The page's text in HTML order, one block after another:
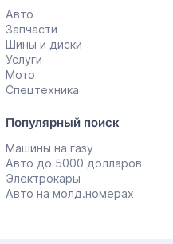
Авто
Запчасти
Шины и диски
Услуги
Мото
Спецтехника
Популярный поиск
Машины на газу
Авто до 5000 долларов
Электрокары
Авто на молд.номерах